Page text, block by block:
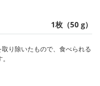
1枚（50 g）
り除いたもので、食べられる